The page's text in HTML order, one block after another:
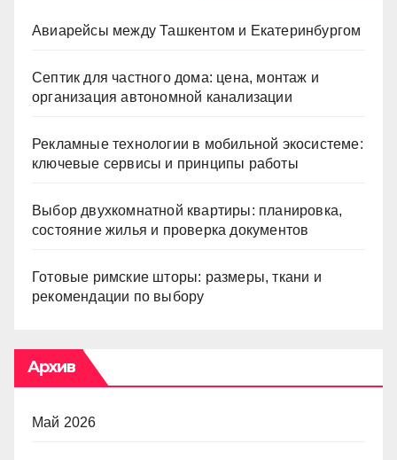
Авиарейсы между Ташкентом и Екатеринбургом
Септик для частного дома: цена, монтаж и
организация автономной канализации
Рекламные технологии в мобильной экосистеме:
ключевые сервисы и принципы работы
Выбор двухкомнатной квартиры: планировка,
состояние жилья и проверка документов
Готовые римские шторы: размеры, ткани и
рекомендации по выбору
Архив
Май 2026